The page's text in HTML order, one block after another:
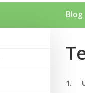
Blog
1.